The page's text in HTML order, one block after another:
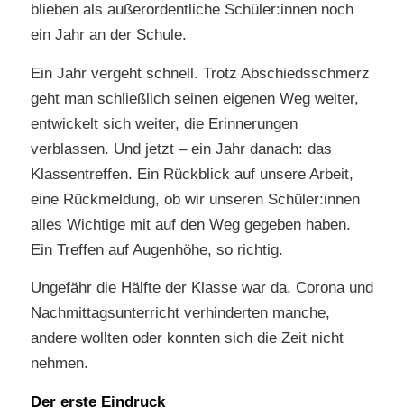
blieben als außerordentliche Schüler:innen noch
ein Jahr an der Schule.
Ein Jahr vergeht schnell. Trotz Abschiedsschmerz
geht man schließlich seinen eigenen Weg weiter,
entwickelt sich weiter, die Erinnerungen
verblassen. Und jetzt – ein Jahr danach: das
Klassentreffen. Ein Rückblick auf unsere Arbeit,
eine Rückmeldung, ob wir unseren Schüler:innen
alles Wichtige mit auf den Weg gegeben haben.
Ein Treffen auf Augenhöhe, so richtig.
Ungefähr die Hälfte der Klasse war da. Corona und
Nachmittagsunterricht verhinderten manche,
andere wollten oder konnten sich die Zeit nicht
nehmen.
Der erste Eindruck